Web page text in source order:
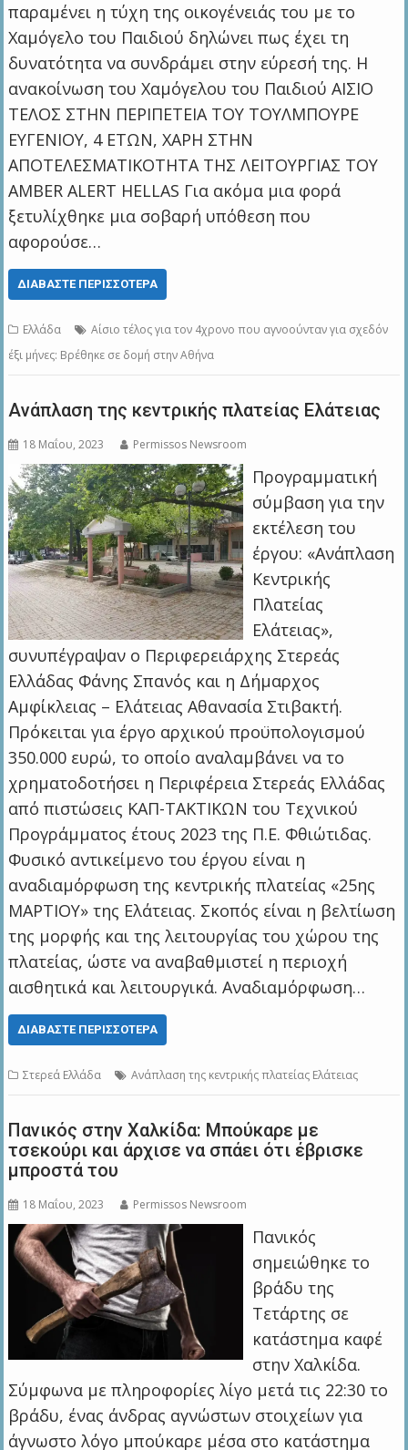
παραμένει η τύχη της οικογένειάς του με το
Χαμόγελο του Παιδιού δηλώνει πως έχει τη
δυνατότητα να συνδράμει στην εύρεσή της. H
ανακοίνωση του Χαμόγελου του Παιδιού ΑΙΣΙΟ
ΤΕΛΟΣ ΣΤΗΝ ΠΕΡΙΠΕΤΕΙΑ ΤΟΥ ΤΟΥΛΜΠΟΥΡΕ
ΕΥΓΕΝΙΟΥ, 4 ΕΤΩΝ, ΧΑΡΗ ΣΤΗΝ
ΑΠΟΤΕΛΕΣΜΑΤΙΚΟΤΗΤΑ ΤΗΣ ΛΕΙΤΟΥΡΓΙΑΣ ΤΟΥ
AMBER ALERT HELLAS Για ακόμα μια φορά
ξετυλίχθηκε μια σοβαρή υπόθεση που
αφορούσε…
ΔΙΑΒΆΣΤΕ ΠΕΡΙΣΣΌΤΕΡΑ
Ελλάδα
Αίσιο τέλος για τον 4χρονο που αγνοούνταν για σχεδόν
έξι μήνες: Βρέθηκε σε δομή στην Αθήνα
Ανάπλαση της κεντρικής πλατείας Ελάτειας
18 Μαΐου, 2023 Permissos Newsroom
Προγραμματική
σύμβαση για την
εκτέλεση του
έργου: «Ανάπλαση
Κεντρικής
Πλατείας
Ελάτειας»,
συνυπέγραψαν ο Περιφερειάρχης Στερεάς
Ελλάδας Φάνης Σπανός και η Δήμαρχος
Αμφίκλειας – Ελάτειας Αθανασία Στιβακτή.
Πρόκειται για έργο αρχικού προϋπολογισμού
350.000 ευρώ, το οποίο αναλαμβάνει να το
χρηματοδοτήσει η Περιφέρεια Στερεάς Ελλάδας
από πιστώσεις ΚΑΠ-ΤΑΚΤΙΚΩΝ του Τεχνικού
Προγράμματος έτους 2023 της Π.Ε. Φθιώτιδας.
Φυσικό αντικείμενο του έργου είναι η
αναδιαμόρφωση της κεντρικής πλατείας «25ης
ΜΑΡΤΙΟΥ» της Ελάτειας. Σκοπός είναι η βελτίωση
της μορφής και της λειτουργίας του χώρου της
πλατείας, ώστε να αναβαθμιστεί η περιοχή
αισθητικά και λειτουργικά. Αναδιαμόρφωση…
ΔΙΑΒΆΣΤΕ ΠΕΡΙΣΣΌΤΕΡΑ
Στερεά Ελλάδα Ανάπλαση της κεντρικής πλατείας Ελάτειας
Πανικός στην Χαλκίδα: Μπούκαρε με
τσεκούρι και άρχισε να σπάει ότι έβρισκε
μπροστά του
18 Μαΐου, 2023 Permissos Newsroom
Πανικός
σημειώθηκε το
βράδυ της
Τετάρτης σε
κατάστημα καφέ
στην Χαλκίδα.
Σύμφωνα με πληροφορίες λίγο μετά τις 22:30 το
βράδυ, ένας άνδρας αγνώστων στοιχείων για
άγνωστο λόγο μπούκαρε μέσα στο κατάστημα